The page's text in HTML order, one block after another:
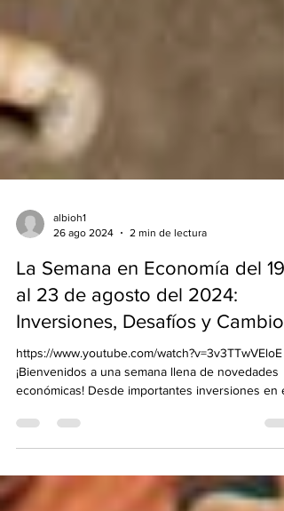
2 min de lectura
La Semana en Economía del 19
al 23 de agosto del 2024:
Inversiones, Desafíos y Cambios
https://www.youtube.com/watch?v=3v3TTwVEloE
¡Bienvenidos a una semana llena de novedades
económicas! Desde importantes inversiones en